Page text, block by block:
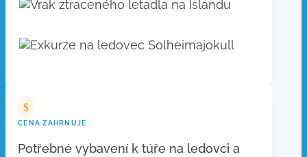
$
CENA ZAHRNUJE
Potřebné vybavení k túře na ledovci a